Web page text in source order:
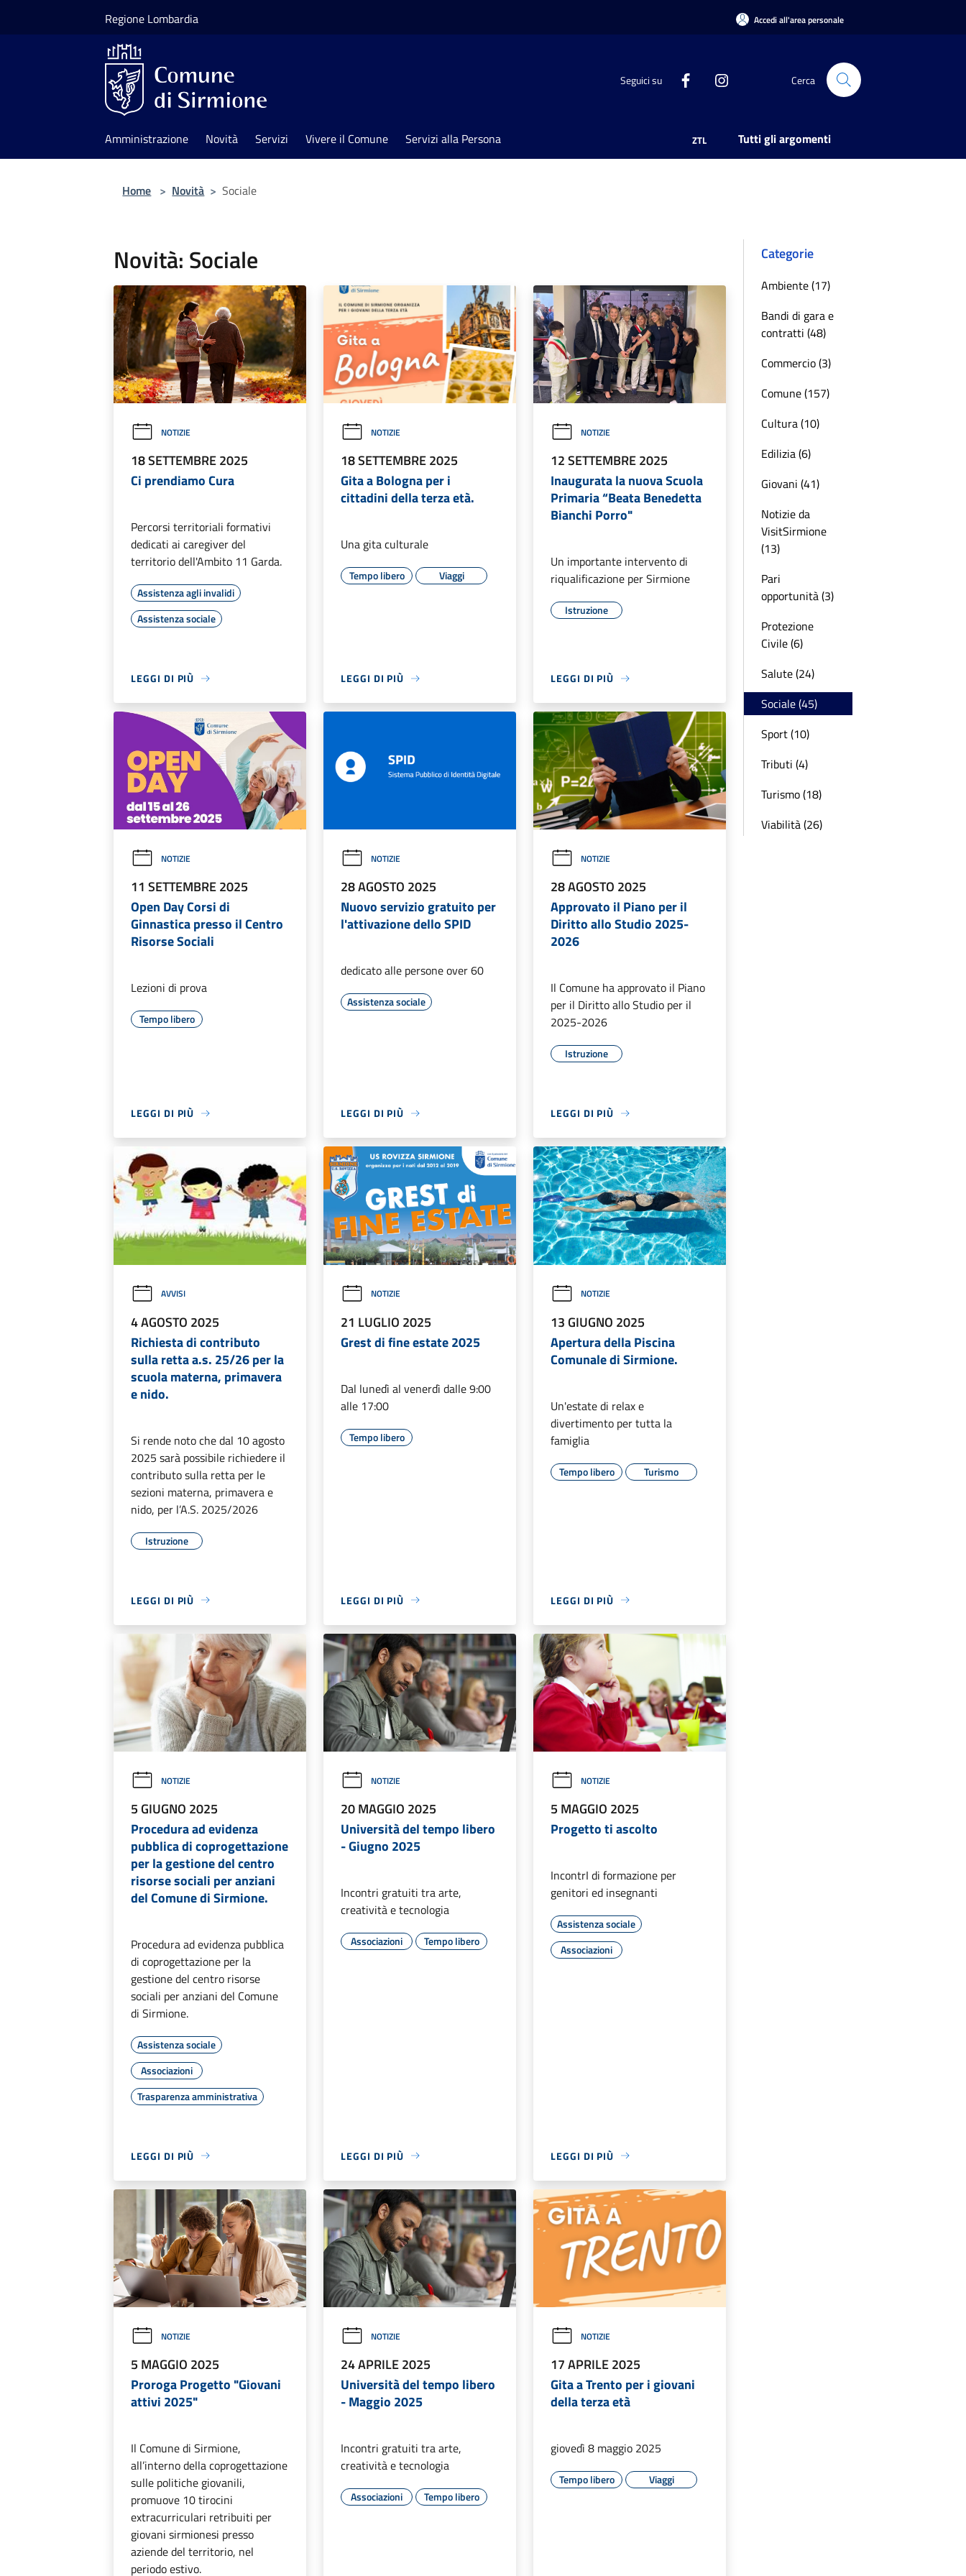
Regione Lombardia Accedi all'area personale
Seguici su Cerca
Amministrazione Novità Servizi Vivere il Comune Servizi alla Persona ZTL Tutti gli argomenti
Home > Novità > Sociale
Novità: Sociale
NOTIZIE
18 SETTEMBRE 2025
Ci prendiamo Cura
Percorsi territoriali formativi
dedicati ai caregiver del
territorio dell'Ambito 11 Garda.
Assistenza agli invalidi
Assistenza sociale
LEGGI DI PIÙ
NOTIZIE
18 SETTEMBRE 2025
Gita a Bologna per i
cittadini della terza età.
Una gita culturale
Tempo libero Viaggi
LEGGI DI PIÙ
NOTIZIE
12 SETTEMBRE 2025
Inaugurata la nuova Scuola
Primaria “Beata Benedetta
Bianchi Porro"
Un importante intervento di
riqualificazione per Sirmione
Istruzione
LEGGI DI PIÙ
NOTIZIE
11 SETTEMBRE 2025
Open Day Corsi di
Ginnastica presso il Centro
Risorse Sociali
Lezioni di prova
Tempo libero
LEGGI DI PIÙ
NOTIZIE
28 AGOSTO 2025
Nuovo servizio gratuito per
l'attivazione dello SPID
dedicato alle persone over 60
Assistenza sociale
LEGGI DI PIÙ
NOTIZIE
28 AGOSTO 2025
Approvato il Piano per il
Diritto allo Studio 2025-
2026
Il Comune ha approvato il Piano
per il Diritto allo Studio per il
2025-2026
Istruzione
LEGGI DI PIÙ
AVVISI
4 AGOSTO 2025
Richiesta di contributo
sulla retta a.s. 25/26 per la
scuola materna, primavera
e nido.
Si rende noto che dal 10 agosto
2025 sarà possibile richiedere il
contributo sulla retta per le
sezioni materna, primavera e
nido, per l’A.S. 2025/2026
Istruzione
LEGGI DI PIÙ
NOTIZIE
21 LUGLIO 2025
Grest di fine estate 2025
Dal lunedì al venerdì dalle 9:00
alle 17:00
Tempo libero
LEGGI DI PIÙ
NOTIZIE
13 GIUGNO 2025
Apertura della Piscina
Comunale di Sirmione.
Un'estate di relax e
divertimento per tutta la
famiglia
Tempo libero Turismo
LEGGI DI PIÙ
NOTIZIE
5 GIUGNO 2025
Procedura ad evidenza
pubblica di coprogettazione
per la gestione del centro
risorse sociali per anziani
del Comune di Sirmione.
Procedura ad evidenza pubblica
di coprogettazione per la
gestione del centro risorse
sociali per anziani del Comune
di Sirmione.
Assistenza sociale
Associazioni
Trasparenza amministrativa
LEGGI DI PIÙ
NOTIZIE
20 MAGGIO 2025
Università del tempo libero
- Giugno 2025
Incontri gratuiti tra arte,
creatività e tecnologia
Associazioni Tempo libero
LEGGI DI PIÙ
NOTIZIE
5 MAGGIO 2025
Progetto ti ascolto
IncontrI di formazione per
genitori ed insegnanti
Assistenza sociale
Associazioni
LEGGI DI PIÙ
NOTIZIE
5 MAGGIO 2025
Proroga Progetto "Giovani
attivi 2025"
Il Comune di Sirmione,
all’interno della coprogettazione
sulle politiche giovanili,
promuove 10 tirocini
extracurriculari retribuiti per
giovani sirmionesi presso
aziende del territorio, nel
periodo estivo.
NOTIZIE
24 APRILE 2025
Università del tempo libero
- Maggio 2025
Incontri gratuiti tra arte,
creatività e tecnologia
Associazioni Tempo libero
NOTIZIE
17 APRILE 2025
Gita a Trento per i giovani
della terza età
giovedì 8 maggio 2025
Tempo libero Viaggi
Categorie
Ambiente (17)
Bandi di gara e
contratti (48)
Commercio (3)
Comune (157)
Cultura (10)
Edilizia (6)
Giovani (41)
Notizie da
VisitSirmione
(13)
Pari
opportunità (3)
Protezione
Civile (6)
Salute (24)
Sociale (45)
Sport (10)
Tributi (4)
Turismo (18)
Viabilità (26)